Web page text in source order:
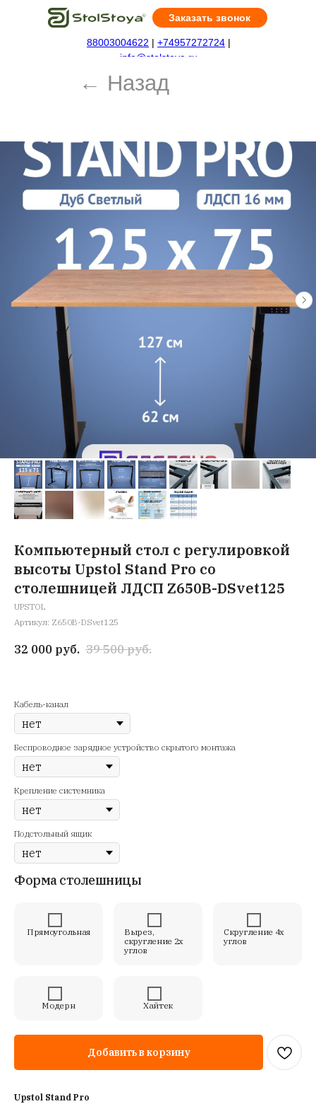
88003004622 | +74957272724 |
info@stolstoya.ru
Заказать звонок
← Назад
Компьютерный стол с регулировкой
высоты Upstol Stand Pro со
столешницей ЛДСП Z650B-DSvet125
UPSTOL
Артикул: Z650B-DSvet125
32 000 руб. 39 500 руб.
Кабель-канал
Беспроводное зарядное устройство скрытого монтажа
Крепление системника
Подстольный ящик
Форма столешницы
Прямоугольная
Вырез,
скругление 2х
углов
Скругление 4х
углов
Модерн Хайтек
Добавить в корзину
Upstol Stand Pro